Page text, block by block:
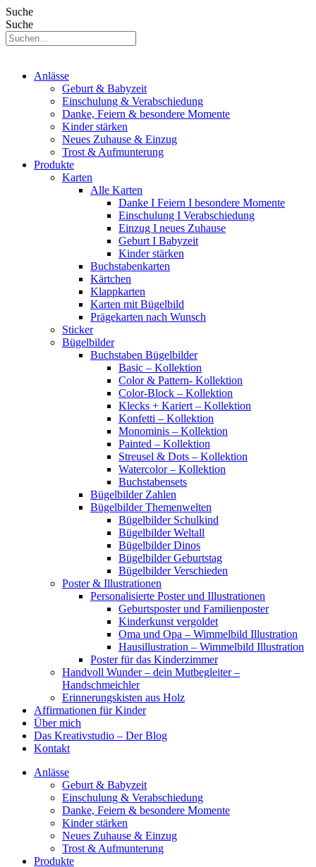
Suche
Suche
Anlässe
Geburt & Babyzeit
Einschulung & Verabschiedung
Danke, Feiern & besondere Momente
Kinder stärken
Neues Zuhause & Einzug
Trost & Aufmunterung
Produkte
Karten
Alle Karten
Danke I Feiern I besondere Momente
Einschulung I Verabschiedung
Einzug I neues Zuhause
Geburt I Babyzeit
Kinder stärken
Buchstabenkarten
Kärtchen
Klappkarten
Karten mit Bügelbild
Prägekarten nach Wunsch
Sticker
Bügelbilder
Buchstaben Bügelbilder
Basic – Kollektion
Color & Pattern- Kollektion
Color-Block – Kollektion
Klecks + Kariert – Kollektion
Konfetti – Kollektion
Monominis – Kollektion
Painted – Kollektion
Streusel & Dots – Kollektion
Watercolor – Kollektion
Buchstabensets
Bügelbilder Zahlen
Bügelbilder Themenwelten
Bügelbilder Schulkind
Bügelbilder Weltall
Bügelbilder Dinos
Bügelbilder Geburtstag
Bügelbilder Verschieden
Poster & Illustrationen
Personalisierte Poster und Illustrationen
Geburtsposter und Familienposter
Kinderkunst vergoldet
Oma und Opa – Wimmelbild Illustration
Hausillustration – Wimmelbild Illustration
Poster für das Kinderzimmer
Handvoll Wunder – dein Mutbegleiter –
Handschmeichler
Erinnerungskisten aus Holz
Affirmationen für Kinder
Über mich
Das Kreativstudio – Der Blog
Kontakt
Anlässe
Geburt & Babyzeit
Einschulung & Verabschiedung
Danke, Feiern & besondere Momente
Kinder stärken
Neues Zuhause & Einzug
Trost & Aufmunterung
Produkte